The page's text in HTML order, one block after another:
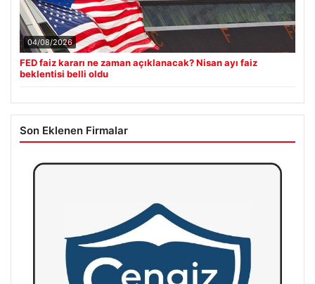
04/08/2026
FED faiz kararı ne zaman açıklanacak? Nisan ayı faiz
beklentisi belli oldu
Son Eklenen Firmalar